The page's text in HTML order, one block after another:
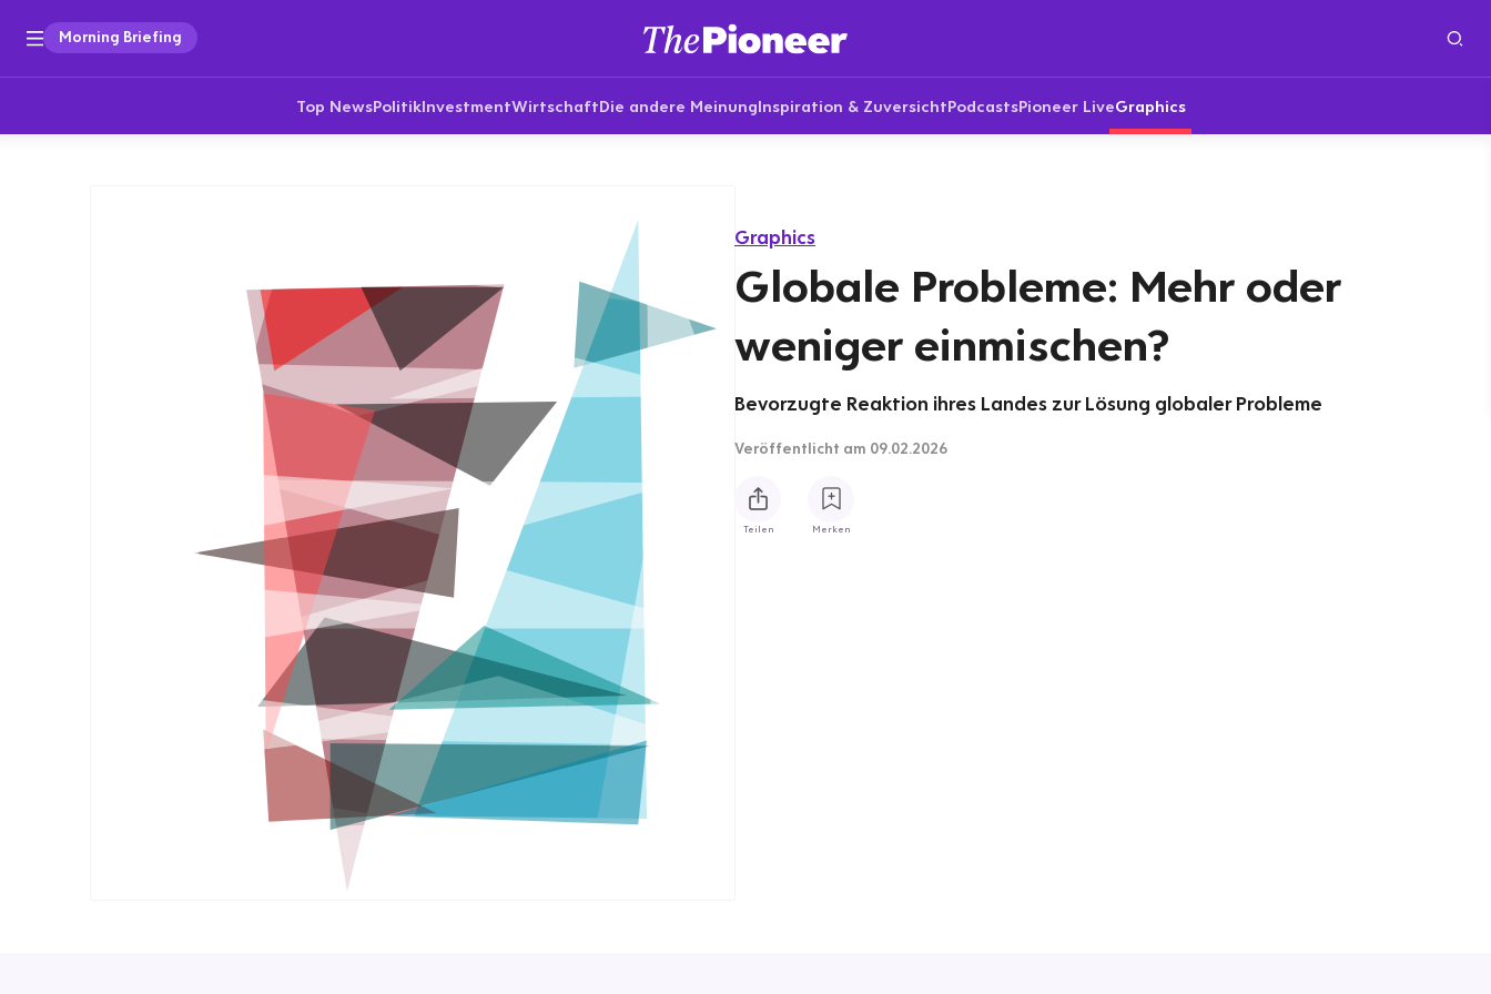
Morning Briefing
Top NewsPolitikInvestmentWirtschaftDie andere MeinungInspiration & ZuversichtPodcastsPioneer LiveGraphics
Graphics
Globale Probleme: Mehr oder
weniger einmischen?
Bevorzugte Reaktion ihres Landes zur Lösung globaler Probleme
Veröffentlicht am 09.02.2026
Teilen Merken